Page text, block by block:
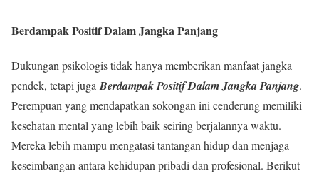
Berdampak Positif Dalam Jangka Panjang
Dukungan psikologis tidak hanya memberikan manfaat jangka
pendek, tetapi juga Berdampak Positif Dalam Jangka Panjang.
Perempuan yang mendapatkan sokongan ini cenderung memiliki
kesehatan mental yang lebih baik seiring berjalannya waktu.
Mereka lebih mampu mengatasi tantangan hidup dan menjaga
keseimbangan antara kehidupan pribadi dan profesional. Berikut